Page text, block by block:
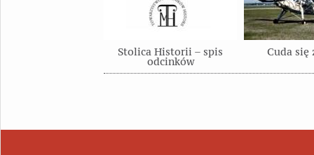
Stolica Historii – spis
odcinków
Cuda się